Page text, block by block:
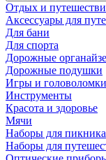
Отдых и
Аксессуары для
Для бани
Для спорта
Дорожные
Дорожные подушки
Игры и головоломки
Инструменты
Красота и здоровье
Мячи
Наборы для пикника
Наборы для